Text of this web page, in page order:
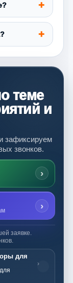
теме
и
зафиксируем
звонков.
›
›
заявке.
для
›